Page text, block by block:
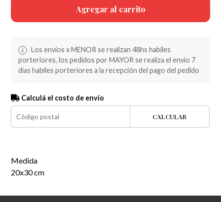
Agregar al carrito
Los envios x MENOR se realizan 48hs habiles
porteriores, los pedidos por MAYOR se realiza el envio 7
dias habiles porteriores a la recepción del pago del pedido
Calculá el costo de envío
CALCULAR
Medida
20x30 cm